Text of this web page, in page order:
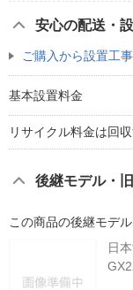
安心の配送・
ご購入から設置工
基本設置料金
リサイクル料金は回
後継モデル・
この商品の後継モデル
日